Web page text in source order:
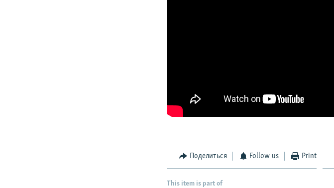
Поделиться Follow us Print
This item is part of